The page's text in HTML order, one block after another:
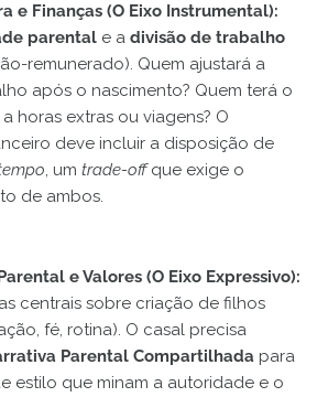
e Finanças (O Eixo Instrumental):
parental e a divisão de trabalho
remunerado). Quem ajustará a
após o nascimento? Quem terá o
horas extras ou viagens? O
deve incluir a disposição de
, um trade-offque exige o
de ambos.
e Valores (O Eixo Expressivo):
centrais sobre criação de filhos
fé, rotina). O casal precisa
Parental Compartilhada para
estilo que minam a autoridade e o